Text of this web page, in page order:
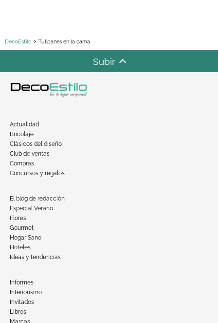
DecoEstilo Tulipanes en la cama
Subir
Actualidad
Bricolaje
Clásicos del diseño
Club de ventas
Compras
Concursos y regalos
El blog de redacción
Especial Verano
Flores
Gourmet
Hogar Sano
Hoteles
Ideas y tendencias
Informes
Interiorismo
Invitados
Libros
Marcas